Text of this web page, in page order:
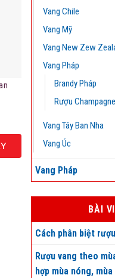
Vang Chile
Vang Mỹ
Vang New Zew
Vang Pháp
Brandy Pháp
Rượu
Vang Tây Ban Nha
Vang Úc
Vang Pháp
BÀI
Cách phân biệt
Rượu vang theo
hợp mùa nóng, mùa